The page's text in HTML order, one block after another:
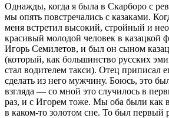
Однажды, когда я была в Скарборо с
мы опять повстречались с казаками.
меня встретил высокий, стройный и
красивый молодой человек в казацкой
Игорь Семилетов, и был он сыном
(который, как большинство русских
стал водителем такси). Отец приписал
сделать из него мужчину. Боюсь, это
взгляда — со мной это случилось в
раз, и с Игорем тоже. Мы оба были как
в каком-то золотом сне. То был первый